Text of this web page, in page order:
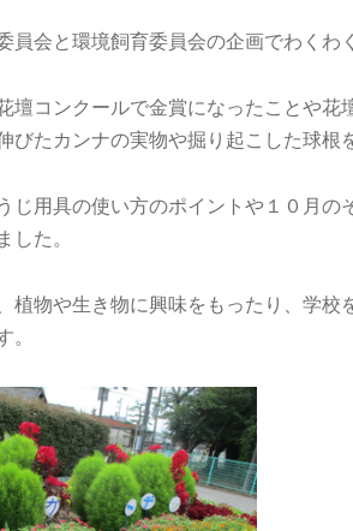
会と環境飼育委員会の企画でわくわ
コンクールで金賞になったことや花
びたカンナの実物や掘り起こした球根
用具の使い方のポイントや１０月の
した。
物や生き物に興味をもったり、学校
。